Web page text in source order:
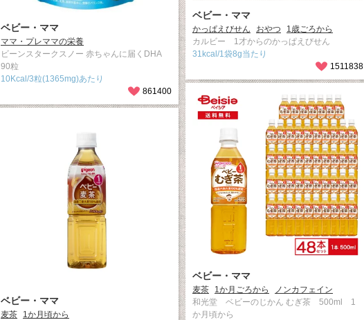
ベビー・ママ
かっぱえびせん おやつ
1歳ごろから
カルビー 1才からのかっぱえびせん
31kcal/1袋8g当たり
1511838
ベビー・ママ
ママ・プレママの栄養
ビーンスタークスノー 赤ちゃんに届くDHA
90粒
10Kcal/3粒(1365mg)あたり
861400
ベビー・ママ
麦茶 1か月ごろから
ノンカフェイン
和光堂 ベビーのじかん むぎ茶 500ml 1
か月頃から
ベビー・ママ
麦茶
1か月頃から